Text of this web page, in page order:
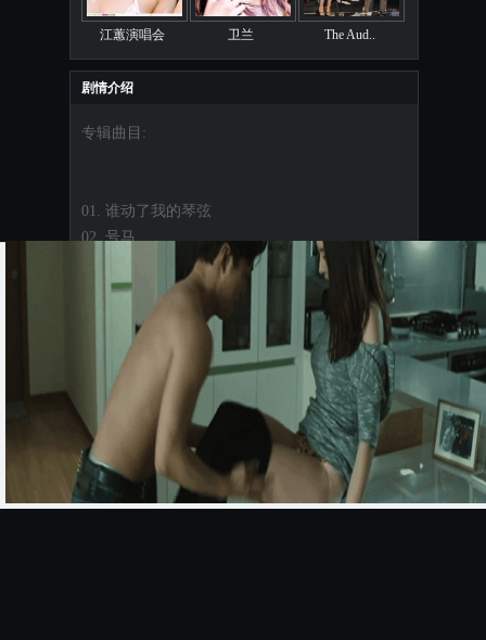
江蕙演唱会 卫兰 The Aud..
剧情介绍
专辑曲目:
01. 谁动了我的琴弦
02. 号马
04. 别爱我像爱个朋友
06. Silence
07. 只剩我一个
09. 花絮